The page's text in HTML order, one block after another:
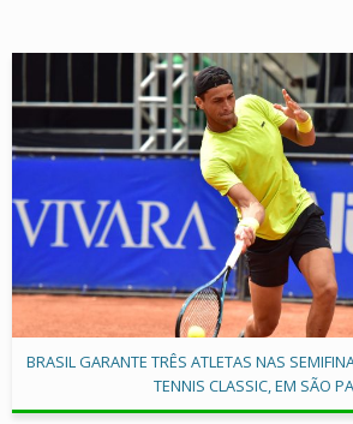
BRASIL GARANTE TRÊS ATLETAS NAS
TENNIS CLASSIC, EM SÃO